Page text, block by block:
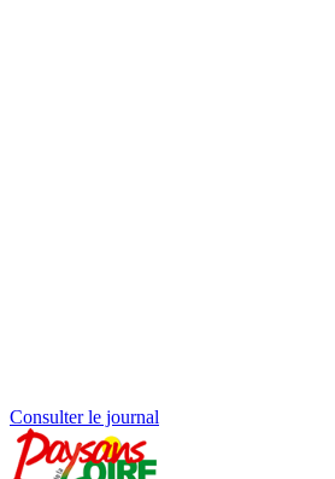
Consulter le journal